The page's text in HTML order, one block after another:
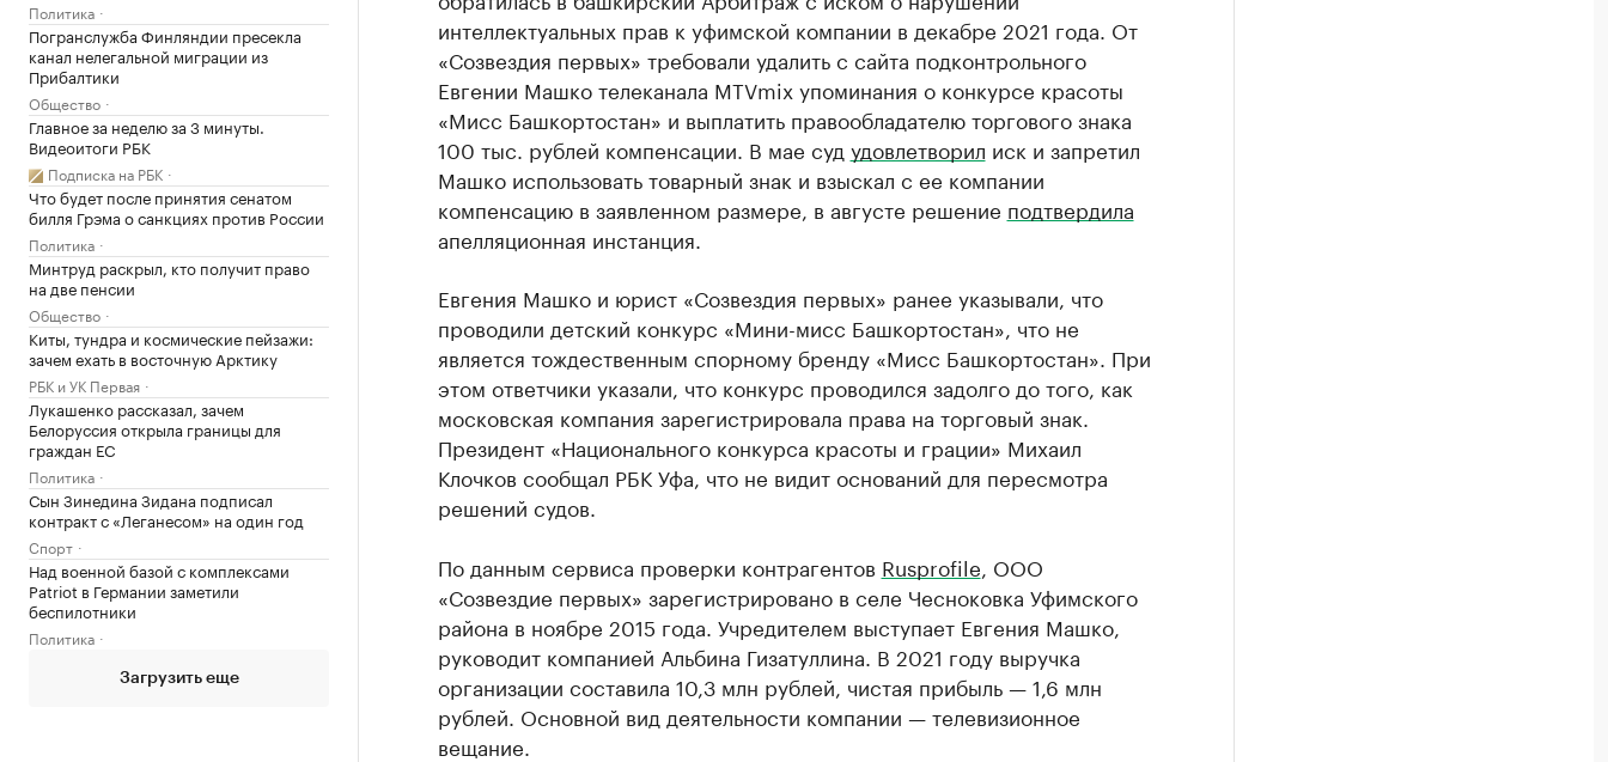
Политика
Погранслужба Финляндии пресекла
канал нелегальной миграции из
Прибалтики
Общество
Главное за неделю за 3 минуты.
Видеоитоги РБК
Подписка на РБК
Что будет после принятия сенатом
билля Грэма о санкциях против России
Политика
Минтруд раскрыл, кто получит право
на две пенсии
Общество
Киты, тундра и космические пейзажи:
зачем ехать в восточную Арктику
РБК и УК Первая
Лукашенко рассказал, зачем
Белоруссия открыла границы для
граждан ЕС
Политика
Сын Зинедина Зидана подписал
контракт с «Леганесом» на один год
Спорт
Над военной базой с комплексами
Patriot в Германии заметили
беспилотники
Политика
Загрузить еще
интеллектуальных прав к уфимской компании в декабре 2021 года. От
«Созвездия первых» требовали удалить с сайта подконтрольного
Евгении Машко телеканала MTVmix упоминания о конкурсе красоты
«Мисс Башкортостан» и выплатить правообладателю торгового знака
100 тыс. рублей компенсации. В мае суд удовлетворил иск и запретил
Машко использовать товарный знак и взыскал с ее компании
компенсацию в заявленном размере, в августе решение подтвердила
апелляционная инстанция.
Евгения Машко и юрист «Созвездия первых» ранее указывали, что
проводили детский конкурс «Мини-мисс Башкортостан», что не
является тождественным спорному бренду «Мисс Башкортостан». При
этом ответчики указали, что конкурс проводился задолго до того, как
московская компания зарегистрировала права на торговый знак.
Президент «Национального конкурса красоты и грации» Михаил
Клочков сообщал РБК Уфа, что не видит оснований для пересмотра
решений судов.
По данным сервиса проверки контрагентов Rusprofile , ООО
«Созвездие первых» зарегистрировано в селе Чесноковка Уфимского
района в ноябре 2015 года. Учредителем выступает Евгения Машко,
руководит компанией Альбина Гизатуллина. В 2021 году выручка
организации составила 10,3 млн рублей, чистая прибыль — 1,6 млн
рублей. Основной вид деятельности компании — телевизионное
вещание.